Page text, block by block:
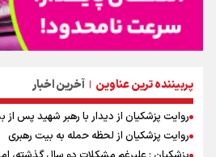
پربیننده ترین عناوین | آخرین اخبار
روایت پزشکیان از دیدار با رهبر شهید پس از
روایت پزشکیان از لحظه حمله به بیت رهبری